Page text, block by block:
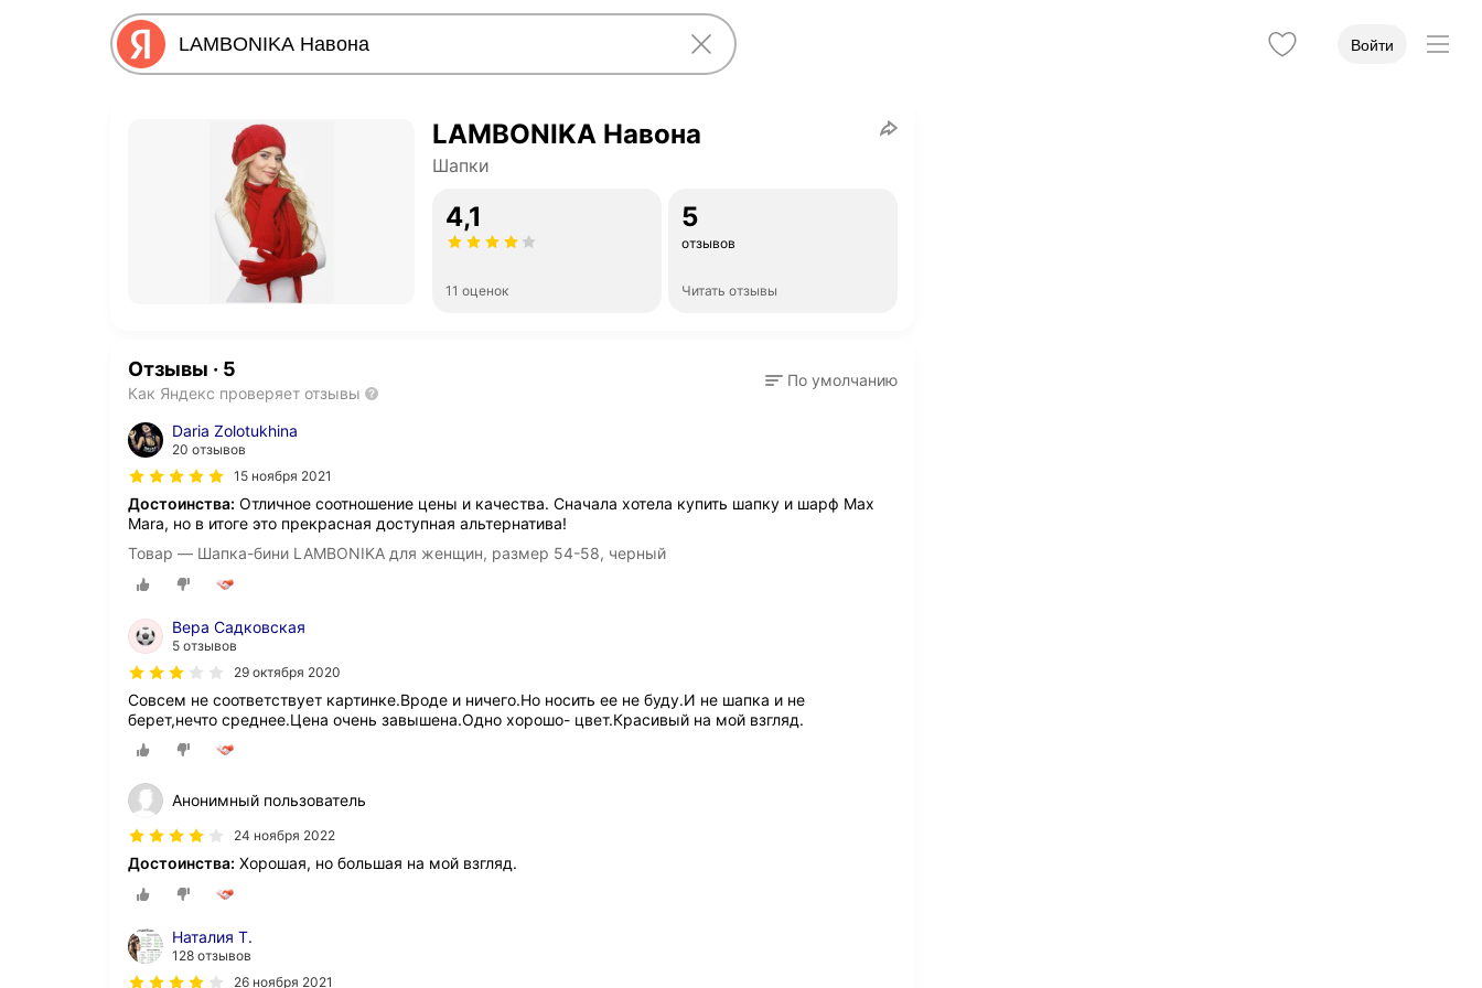
Войти
LAMBONIKA Навона
Шапки
4,1
11 оценок
5
отзывов
Читать отзывы
Отзывы · 5
Как Яндекс проверяет отзывы
По умолчанию
Daria Zolotukhina
20 отзывов
15 ноября 2021
Достоинства: Отличное соотношение цены и качества. Сначала хотела купить шапку и шарф Max
Mara, но в итоге это прекрасная доступная альтернатива!
Товар — Шапка-бини LAMBONIKA для женщин, размер 54-58, черный
Вера Садковская
5 отзывов
29 октября 2020
Совсем не соответствует картинке.Вроде и ничего.Но носить ее не буду.И не шапка и не
берет,нечто среднее.Цена очень завышена.Одно хорошо- цвет.Красивый на мой взгляд.
Анонимный пользователь
24 ноября 2022
Достоинства: Хорошая, но большая на мой взгляд.
Наталия Т.
128 отзывов
26 ноября 2021